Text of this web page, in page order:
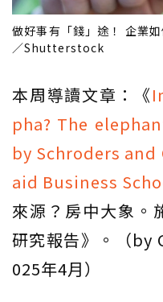
做好事有「錢」途！ 企業
／Shutterstock
本周導讀文章：《
pha? The
by Schroders
aid Business
來源？房中大象。
研究報告》。（by
025年4月）